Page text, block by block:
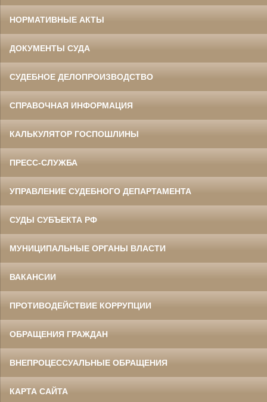
НОРМАТИВНЫЕ АКТЫ
ДОКУМЕНТЫ СУДА
СУДЕБНОЕ ДЕЛОПРОИЗВОДСТВО
СПРАВОЧНАЯ ИНФОРМАЦИЯ
КАЛЬКУЛЯТОР ГОСПОШЛИНЫ
ПРЕСС-СЛУЖБА
УПРАВЛЕНИЕ СУДЕБНОГО ДЕПАРТАМЕНТА
СУДЫ СУБЪЕКТА РФ
МУНИЦИПАЛЬНЫЕ ОРГАНЫ ВЛАСТИ
ВАКАНСИИ
ПРОТИВОДЕЙСТВИЕ КОРРУПЦИИ
ОБРАЩЕНИЯ ГРАЖДАН
ВНЕПРОЦЕССУАЛЬНЫЕ ОБРАЩЕНИЯ
КАРТА САЙТА